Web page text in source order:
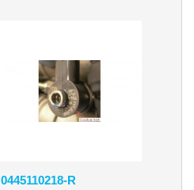
0445110218-R